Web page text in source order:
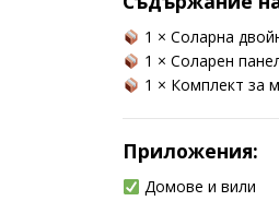
1 × Соларна
1 × Соларен
1 × Комплект за
Приложения:
Домове и вили